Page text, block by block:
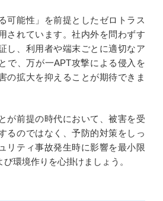
可能性」を前提としたゼロトラス
されています。社内外を問わずす
し、利用者や端末ごとに適切なア
で、万が一APT攻撃による侵入を
の拡大を抑えることが期待できま
が前提の時代において、被害を受
るのではなく、予防的対策をしっ
リティ事故発生時に影響を最小限
環境作りを心掛けましょう。